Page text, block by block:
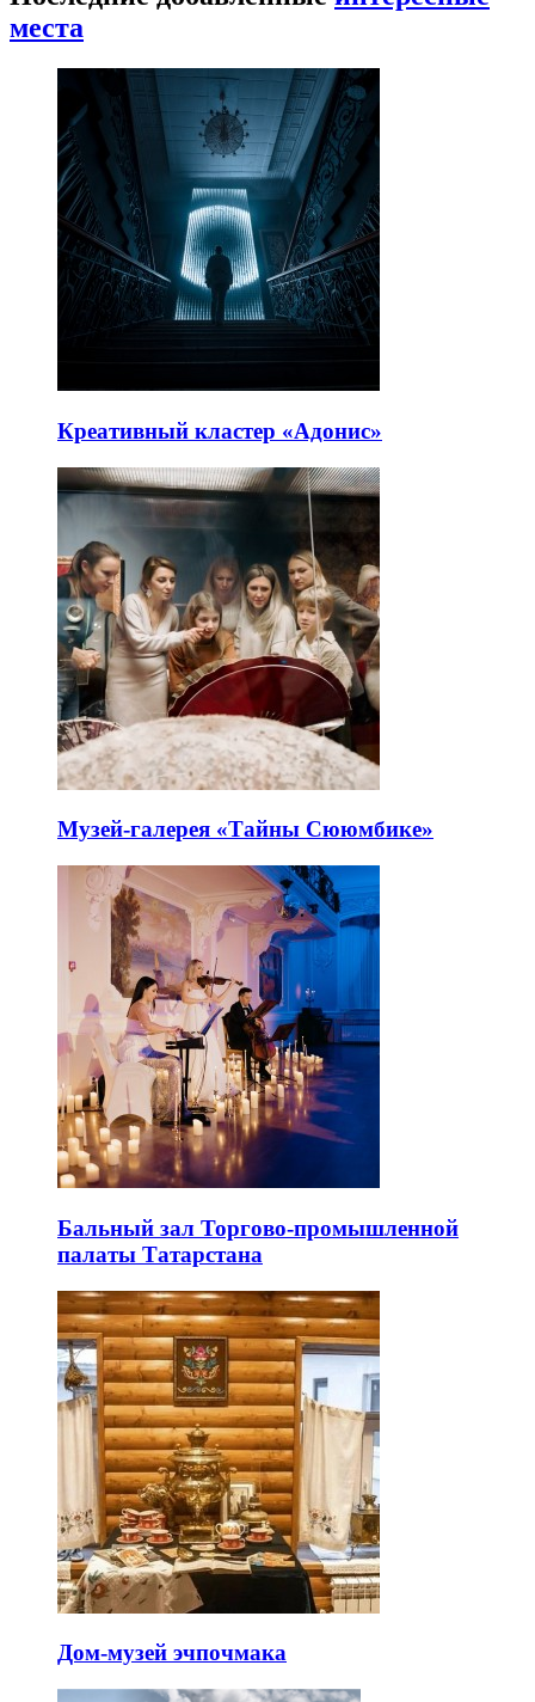
места
Креативный кластер «Адонис»
Музей-галерея «Тайны Сююмбике»
Бальный зал Торгово-промышленной
палаты Татарстана
Дом-музей эчпочмака